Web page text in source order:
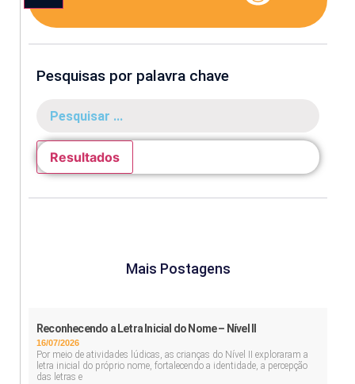
Pesquisas por palavra chave
Resultados
Mais Postagens
Reconhecendo a Letra Inicial do Nome – Nível II
16/07/2026
Por meio de atividades lúdicas, as crianças do Nível II exploraram a
letra inicial do próprio nome, fortalecendo a identidade, a percepção
das letras e